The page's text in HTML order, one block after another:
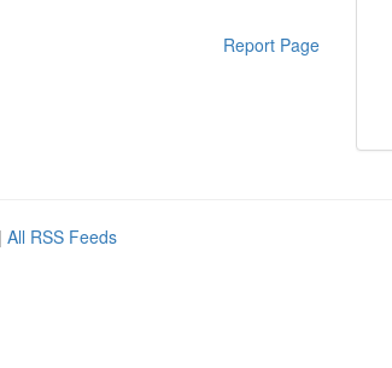
Report Page
| All RSS Feeds